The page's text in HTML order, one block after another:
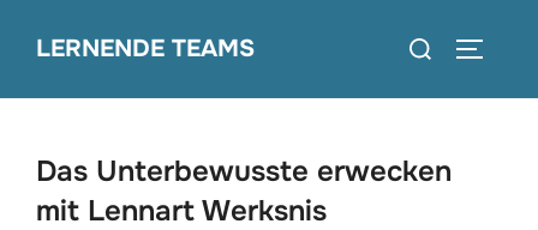
InhaltLERNENDE TEAMS
Suchen
Das Unterbewusste erwecken
mit Lennart Werksnis